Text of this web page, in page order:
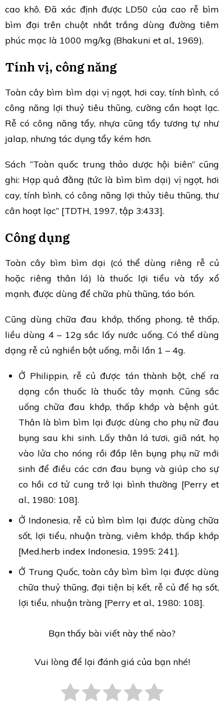
cao khô. Đã xác định được LD50 của cao rễ bìm
bìm đại trên chuột nhắt trắng dùng đường tiêm
phúc mạc là 1000 mg/kg (Bhakuni et al., 1969).
Tính vị, công năng
Toàn cây bìm bìm dại vị ngọt, hơi cay, tính bình, có
công năng lợi thuỷ tiêu thũng, cường cần hoạt lạc.
Rễ có công năng tẩy, nhựa cũng tẩy tương tự như
jalap, nhưng tác dụng tẩy kém hơn.
Sách “Toàn quốc trung thảo dược hội biên” cũng
ghi: Hạp quả đằng (tức là bìm bìm dại) vị ngọt, hơi
cay, tính bình, có công năng lợi thủy tiêu thũng, thư
cân hoạt lạc” [TDTH, 1997, tập 3:433].
Công dụng
Toàn cây bìm bìm dại (có thể dùng riêng rễ củ
hoặc riêng thân lá) là thuốc lợi tiểu và tẩy xổ
mạnh, được dùng để chữa phù thũng, táo bón.
Cũng dùng chữa đau khớp, thống phong, tê thấp,
liều dùng 4 – 12g sắc lấy nước uống. Có thể dùng
dạng rễ củ nghiền bột uống, mỗi lần 1 – 4g.
Ở Philippin, rễ củ được tán thành bột, chế ra
dạng cồn thuốc là thuốc tây mạnh. Cũng sắc
uống chữa đau khớp, thấp khớp và bệnh gút.
Thân là bìm bìm lại được dùng cho phụ nữ đau
bụng sau khi sinh. Lấy thân lá tươi, giã nát, họ
vào lửa cho nóng rồi đắp lên bụng phụ nữ mới
sinh để điều các cơn đau bụng và giúp cho sự
co hồi cơ tử cung trở lại bình thường [Perry et
al., 1980: 108].
Ở Indonesia, rễ củ bìm bìm lại được dùng chữa
sốt, lợi tiểu, nhuận tràng, viêm khớp, thấp khớp
[Med.herb index Indonesia, 1995: 241].
Ở Trung Quốc, toàn cây bìm bìm lại được dùng
chữa thuỷ thũng, đại tiện bị kết, rễ củ để hạ sốt,
lợi tiểu, nhuận tràng [Perry et al., 1980: 108].
Bạn thấy bài viết này thế nào?
Vui lòng để lại đánh giá của bạn nhé!